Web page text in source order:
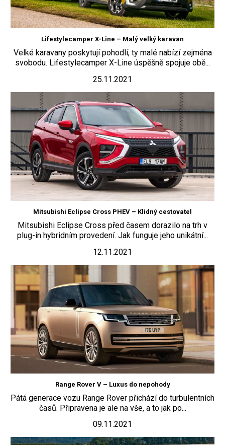
Lifestylecamper X-Line – Malý velký karavan
Velké karavany poskytují pohodlí, ty malé nabízí zejména
svobodu. Lifestylecamper X-Line úspěšně spojuje obě...
25.11.2021
Mitsubishi Eclipse Cross PHEV – Klidný cestovatel
Mitsubishi Eclipse Cross před časem dorazilo na trh v
plug-in hybridním provedení. Jak funguje jeho unikátní...
12.11.2021
Range Rover V – Luxus do nepohody
Pátá generace vozu Range Rover přichází do turbulentních
časů. Připravena je ale na vše, a to jak po...
09.11.2021